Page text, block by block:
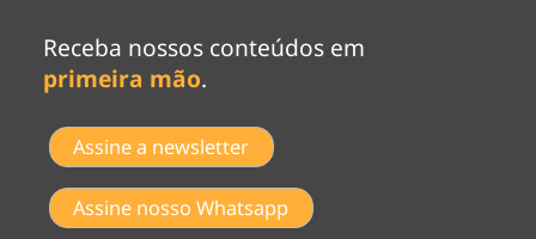
Receba nossos conteúdos em
primeira mão.
Assine a newsletter
Assine nosso Whatsapp